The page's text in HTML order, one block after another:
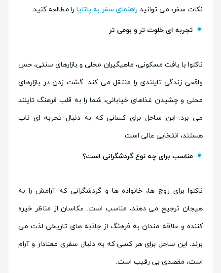
نکات سفر، می توانید راهنمای سفر به پاتایا را مطالعه کنید.
تجربه ای خلوت تر و بومی تر
ناکلوا با بافت مسکونی، ماهیگیران محلی و بازارهای سنتی، حس
واقعی زندگی تایلندی را منتقل می کند. گشت زدن در بازارهای
محلی و چشیدن غذاهای خیابانی، شما را به قلب فرهنگ تایلند
می برد. این ساحل برای کسانی که به دنبال تجربه ای ناب
هستند، انتخابی عالی است.
مناسب برای چه نوع گردشگرانی است؟
ناکلوا برای زوج ها، خانواده ها و گردشگرانی که آرامش را به
هیجان ترجیح می دهند، مناسب است. عکاسان از مناظر خیره
کننده و علاقه مندان به فرهنگ از جاذبه های تاریخی لذت می
برند. این ساحل برای هر کسی که به دنبال سفری معنادار و آرام
است، مقصدی بی رقیب است.